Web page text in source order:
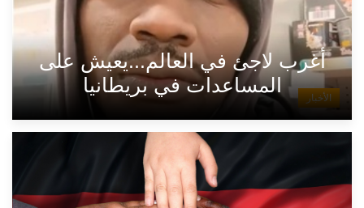
الأخبار
أغرب لاجئ في العالم...يعيش على
المساعدات في بريطانيا